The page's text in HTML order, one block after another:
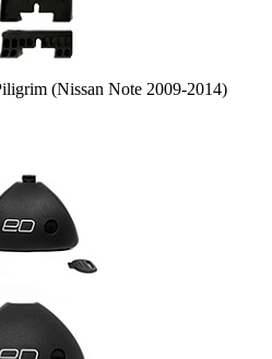
(Nissan Note 2009-2014)